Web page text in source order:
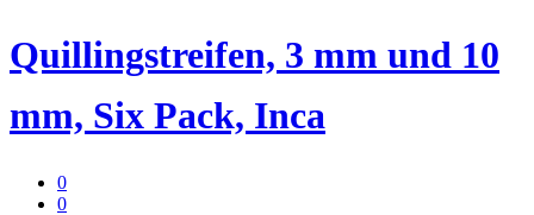
Quillingstreifen, 3 mm und 10
mm, Six Pack, Inca
0
0